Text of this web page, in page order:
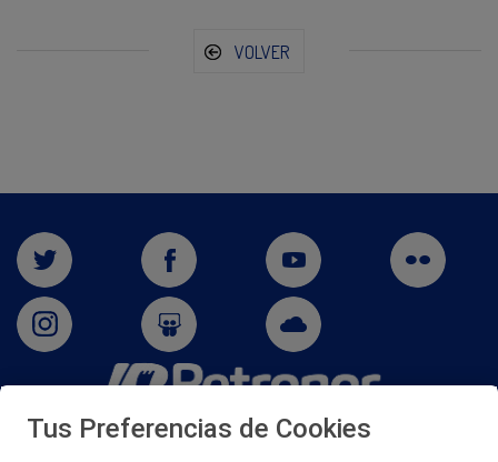
VOLVER
San Martín 5-Edificio Muñatones,
Tus Preferencias de Cookies